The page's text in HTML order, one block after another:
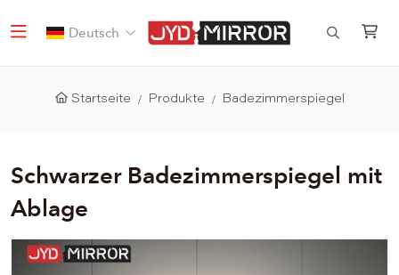
Deutsch
Startseite Produkte Badezimmerspiegel
Schwarzer Badezimmerspiegel mit
Ablage